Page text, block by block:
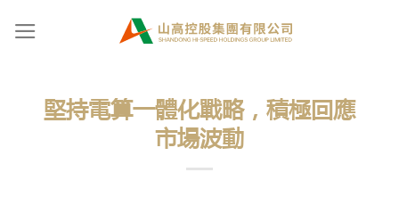
堅持電算一體化戰略，積極回應
市場波動